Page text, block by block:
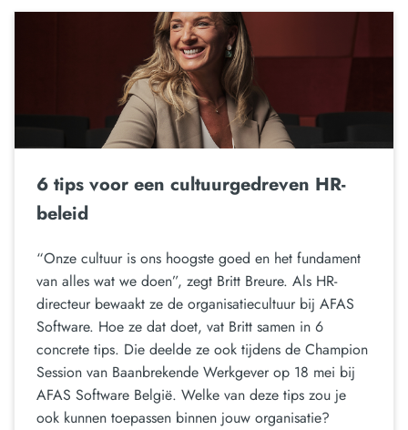
6 tips voor een cultuurgedreven HR-
beleid
“Onze cultuur is ons hoogste goed en het fundament
van alles wat we doen”, zegt Britt Breure. Als HR-
directeur bewaakt ze de organisatiecultuur bij AFAS
Software. Hoe ze dat doet, vat Britt samen in 6
concrete tips. Die deelde ze ook tijdens de Champion
Session van Baanbrekende Werkgever op 18 mei bij
AFAS Software België. Welke van deze tips zou je
ook kunnen toepassen binnen jouw organisatie?